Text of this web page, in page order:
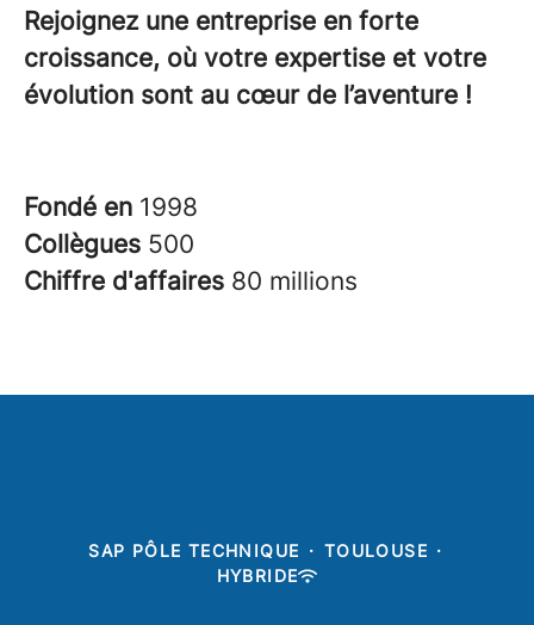
Rejoignez une entreprise en forte
croissance, où votre expertise et votre
évolution sont au cœur de l’aventure !
Fondé en 1998
Collègues 500
Chiffre d'affaires 80 millions
SAP PÔLE TECHNIQUE · TOULOUSE ·
HYBRIDE